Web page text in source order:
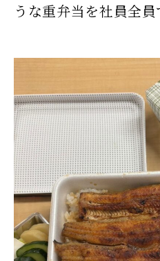
うな重弁当を社員全員